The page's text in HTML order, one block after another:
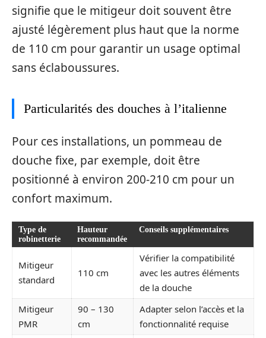
signifie que le mitigeur doit souvent être
ajusté légèrement plus haut que la norme
de 110 cm pour garantir un usage optimal
sans éclaboussures.
Particularités des douches à l’italienne
Pour ces installations, un pommeau de
douche fixe, par exemple, doit être
positionné à environ 200-210 cm pour un
confort maximum.
Type de
robinetterie
Hauteur
recommandée
Conseils supplémentaires
Mitigeur
standard
110 cm
Vérifier la compatibilité
avec les autres éléments
de la douche
Mitigeur
PMR
90 – 130
cm
Adapter selon l’accès et la
fonctionnalité requise